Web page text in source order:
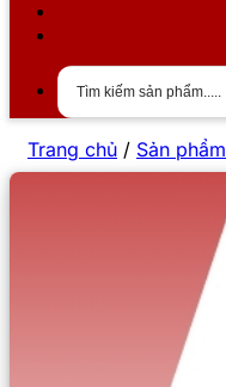
Trang chủ / Sản phẩm